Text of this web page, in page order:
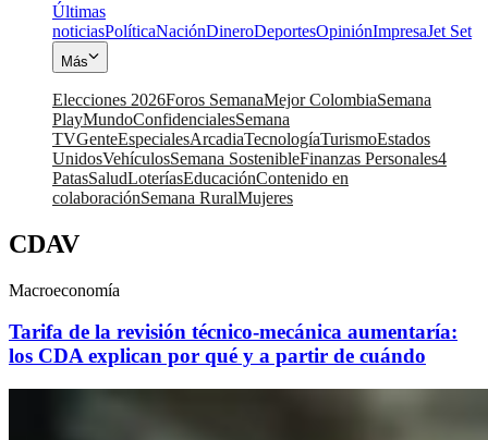
Últimas
noticiasPolíticaNaciónDineroDeportesOpiniónImpresaJet Set
Más
Elecciones 2026Foros SemanaMejor ColombiaSemana
PlayMundoConfidencialesSemana
TVGenteEspecialesArcadiaTecnologíaTurismoEstados
UnidosVehículosSemana SostenibleFinanzas Personales4
PatasSaludLoteríasEducaciónContenido en
colaboraciónSemana RuralMujeres
CDAV
Macroeconomía
Tarifa de la revisión técnico-mecánica aumentaría:
los CDA explican por qué y a partir de cuándo